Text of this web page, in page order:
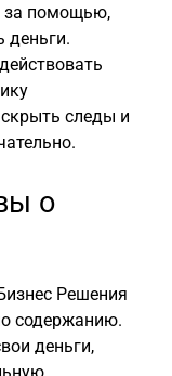
за помощью,
деньги.
следы и
о
Решения
содержанию.
деньги,